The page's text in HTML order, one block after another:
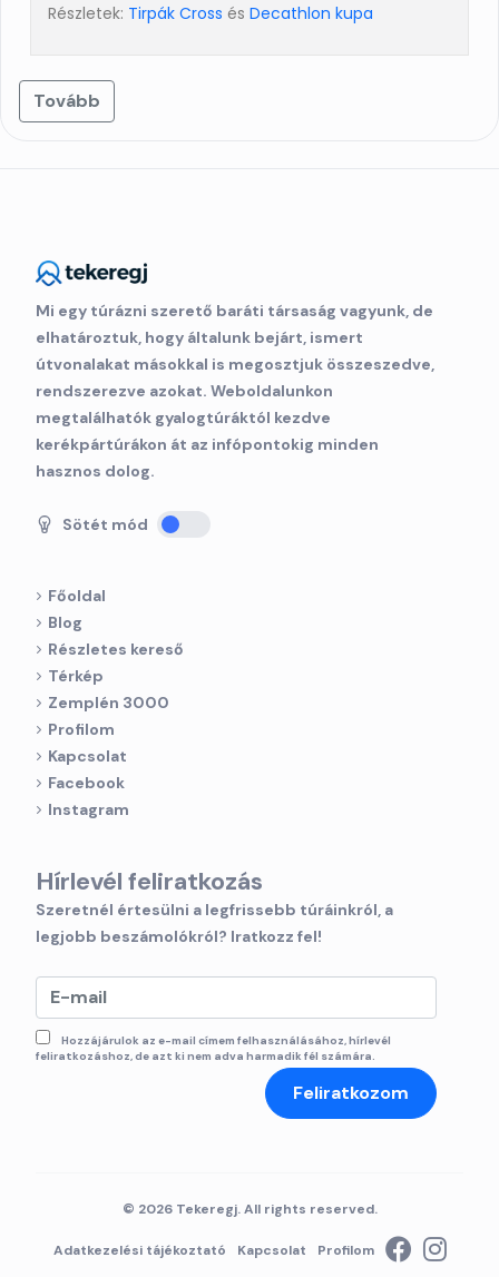
Részletek: Tirpák Cross és Decathlon kupa
Tovább
Mi egy túrázni szerető baráti társaság vagyunk, de
elhatároztuk, hogy általunk bejárt, ismert
útvonalakat másokkal is megosztjuk összeszedve,
rendszerezve azokat. Weboldalunkon
megtalálhatók gyalogtúráktól kezdve
kerékpártúrákon át az infópontokig minden
hasznos dolog.
Sötét mód
Főoldal
Blog
Részletes kereső
Térkép
Zemplén 3000
Profilom
Kapcsolat
Facebook
Instagram
Hírlevél feliratkozás
Szeretnél értesülni a legfrissebb túráinkról, a
legjobb beszámolókról? Iratkozz fel!
Hozzájárulok az e-mail címem felhasználásához, hírlevél
feliratkozáshoz, de azt ki nem adva harmadik fél számára.
Feliratkozom
© 2026 Tekeregj. All rights reserved.
Adatkezelési tájékoztató Kapcsolat Profilom